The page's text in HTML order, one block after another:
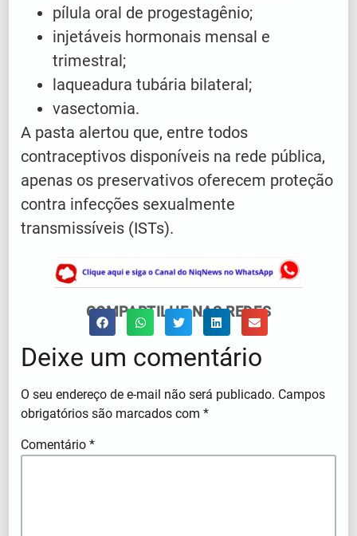
pílula oral de progestagênio;
injetáveis hormonais mensal e
trimestral;
laqueadura tubária bilateral;
vasectomia.
A pasta alertou que, entre todos
contraceptivos disponíveis na rede pública,
apenas os preservativos oferecem proteção
contra infecções sexualmente
transmissíveis (ISTs).
COMPARTILHE NAS REDES
Deixe um comentário
O seu endereço de e-mail não será publicado. Campos
obrigatórios são marcados com*
Comentário*